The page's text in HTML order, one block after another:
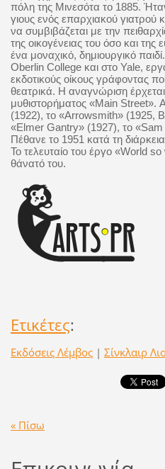
πόλη της Μινεσότα το 1885.
γιους ενός επαρχιακού
να συμβιβάζεται με την
της οικογένειας του όσο και
ένα μοναχικό, δημιουργικό
Oberlin College και στο Yale,
εκδοτικούς οίκους γράφοντας
θεατρικά. Η αναγνώριση
μυθιστορήματος «Main Street».
(1922), το «Arrowsmith» (1925,
«Elmer Gantry» (1927), το «Sam
Πέθανε το 1951 κατά τη
Το τελευταίο του έργο «World so
θάνατό του.
Ετικέτες:
Εκδόσεις Λέμβος | Σίνκλαιρ
« Πίσω